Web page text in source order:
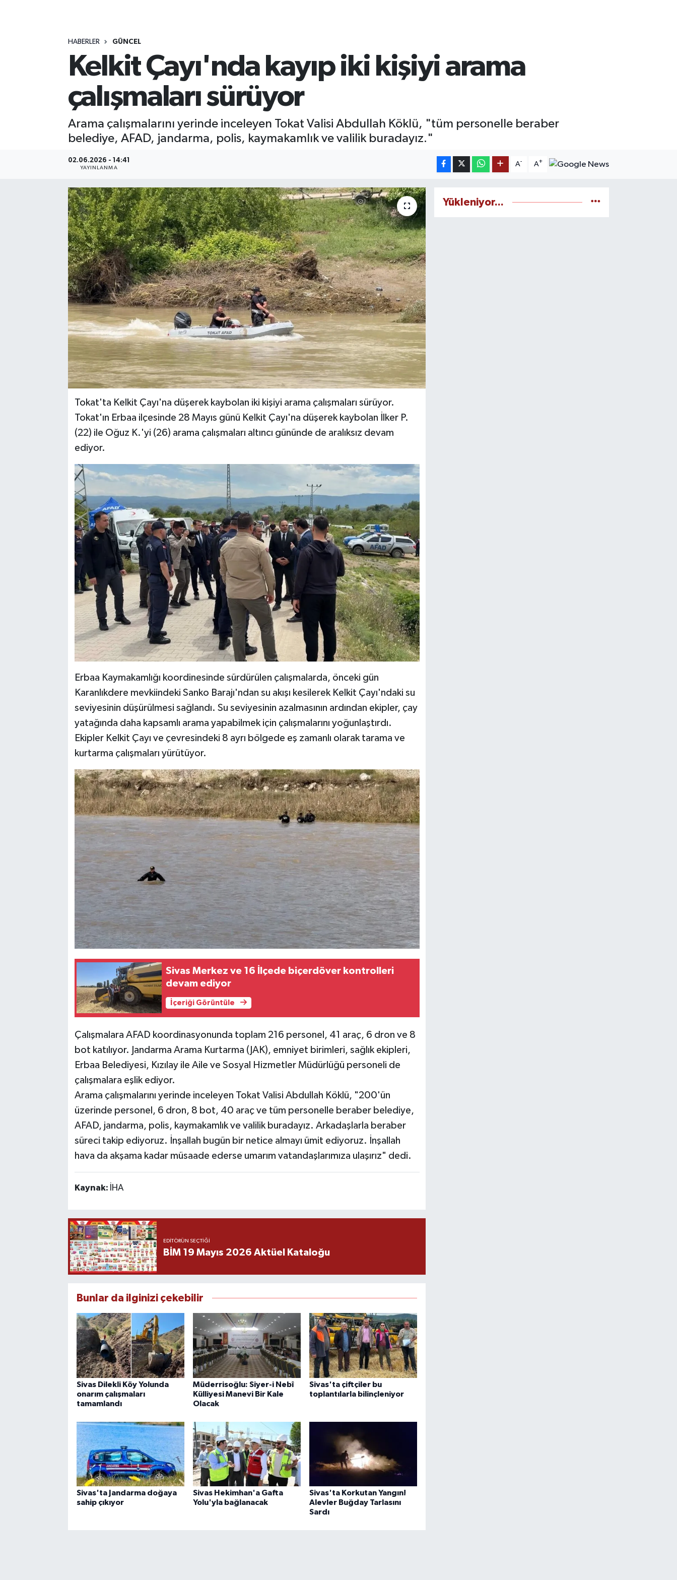
HABERLER GÜNCEL
Kelkit Çayı'nda kayıp iki kişiyi arama
çalışmaları sürüyor
Arama çalışmalarını yerinde inceleyen Tokat Valisi Abdullah Köklü, "tüm personelle beraber
belediye, AFAD, jandarma, polis, kaymakamlık ve valilik buradayız."
02.06.2026 - 14:41
YAYINLANMA
A- A+
Tokat'ta Kelkit Çayı'na düşerek kaybolan iki kişiyi arama çalışmaları sürüyor.
Tokat'ın Erbaa ilçesinde 28 Mayıs günü Kelkit Çayı'na düşerek kaybolan İlker P.
(22) ile Oğuz K.'yi (26) arama çalışmaları altıncı gününde de aralıksız devam
ediyor.
Erbaa Kaymakamlığı koordinesinde sürdürülen çalışmalarda, önceki gün
Karanlıkdere mevkiindeki Sanko Barajı'ndan su akışı kesilerek Kelkit Çayı'ndaki su
seviyesinin düşürülmesi sağlandı. Su seviyesinin azalmasının ardından ekipler, çay
yatağında daha kapsamlı arama yapabilmek için çalışmalarını yoğunlaştırdı.
Ekipler Kelkit Çayı ve çevresindeki 8 ayrı bölgede eş zamanlı olarak tarama ve
kurtarma çalışmaları yürütüyor.
Sivas Merkez ve 16 İlçede biçerdöver kontrolleri
devam ediyor
İçeriği Görüntüle
Çalışmalara AFAD koordinasyonunda toplam 216 personel, 41 araç, 6 dron ve 8
bot katılıyor. Jandarma Arama Kurtarma (JAK), emniyet birimleri, sağlık ekipleri,
Erbaa Belediyesi, Kızılay ile Aile ve Sosyal Hizmetler Müdürlüğü personeli de
çalışmalara eşlik ediyor.
Arama çalışmalarını yerinde inceleyen Tokat Valisi Abdullah Köklü, "200'ün
üzerinde personel, 6 dron, 8 bot, 40 araç ve tüm personelle beraber belediye,
AFAD, jandarma, polis, kaymakamlık ve valilik buradayız. Arkadaşlarla beraber
süreci takip ediyoruz. İnşallah bugün bir netice almayı ümit ediyoruz. İnşallah
hava da akşama kadar müsaade ederse umarım vatandaşlarımıza ulaşırız" dedi.
Kaynak: İHA
EDITÖRÜN SEÇTIĞI
BİM 19 Mayıs 2026 Aktüel Kataloğu
Bunlar da ilginizi çekebilir
Sivas Dilekli Köy Yolunda
onarım çalışmaları
tamamlandı
Müderrisoğlu: Siyer-i Nebî
Külliyesi Manevi Bir Kale
Olacak
Sivas'ta çiftçiler bu
toplantılarla bilinçleniyor
Sivas'ta Jandarma doğaya
sahip çıkıyor
Sivas Hekimhan'a Gafta
Yolu'yla bağlanacak
Sivas'ta Korkutan Yangın!
Alevler Buğday Tarlasını
Sardı
Yükleniyor...
ÖZEL HABER
RESMİ İLANLAR
SOSYAL YARDIMLAR
SPONSORLU YAZI
TEKNOLOJİ